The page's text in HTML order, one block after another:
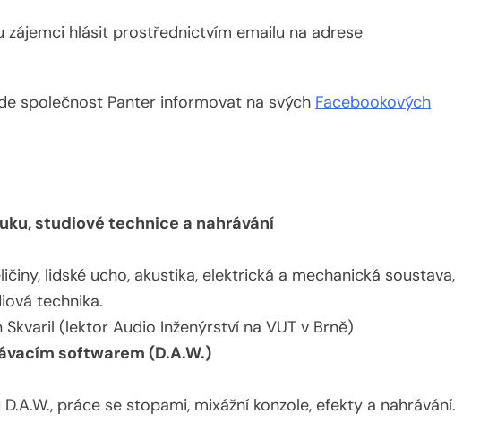
zájemci hlásit prostřednictvím emailu na adrese
společnost Panter informovat na svých Facebookových
studiové technice a nahrávání
lidské ucho, akustika, elektrická a mechanická soustava,
technika.
Skvaril (lektor Audio Inženýrství na VUT v Brně)
softwarem (D.A.W.)
práce se stopami, mixážní konzole, efekty a nahrávání.